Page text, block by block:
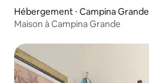
Hébergement ⋅ Campina Grande
Maison à Campina Grande